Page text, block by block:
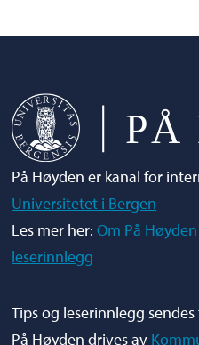
På Høyden er kanal for
Universitetet i Bergen
Les mer her:Om På Høyden
leserinnlegg
Tips og leserinnlegg sendes
På Høyden drives av